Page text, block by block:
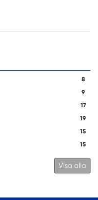
8
9
17
19
15
15
Visa alla